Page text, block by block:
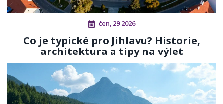
čen, 29 2026
Co je typické pro Jihlavu? Historie,
architektura a tipy na výlet